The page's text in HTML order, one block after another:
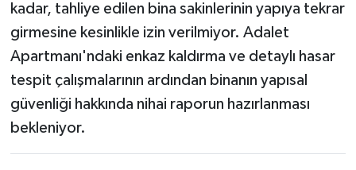
kadar, tahliye edilen bina sakinlerinin yapıya tekrar
girmesine kesinlikle izin verilmiyor. Adalet
Apartmanı'ndaki enkaz kaldırma ve detaylı hasar
tespit çalışmalarının ardından binanın yapısal
güvenliği hakkında nihai raporun hazırlanması
bekleniyor.